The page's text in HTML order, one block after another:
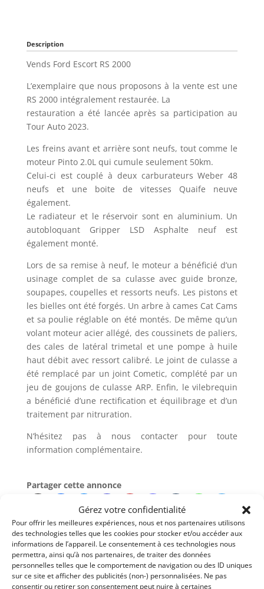
Gérez votre confidentialité
Pour offrir les meilleures expériences, nous et nos partenaires utilisons
des technologies telles que les cookies pour stocker et/ou accéder aux
informations de l’appareil. Le consentement à ces technologies nous
permettra, ainsi qu’à nos partenaires, de traiter des données
personnelles telles que le comportement de navigation ou des ID uniques
sur ce site et afficher des publicités (non-) personnalisées. Ne pas
consentir ou retirer son consentement peut nuire à certaines
Description
Vends Ford Escort RS 2000
L’exemplaire que nous proposons à la vente est une
RS 2000 intégralement restaurée. La
restauration a été lancée après sa participation au
Tour Auto 2023.
Les freins avant et arrière sont neufs, tout comme le
moteur Pinto 2.0L qui cumule seulement 50km.
Celui-ci est couplé à deux carburateurs Weber 48
neufs et une boite de vitesses Quaife neuve
également.
Le radiateur et le réservoir sont en aluminium. Un
autobloquant Gripper LSD Asphalte neuf est
également monté.
Lors de sa remise à neuf, le moteur a bénéficié d’un
usinage complet de sa culasse avec guide bronze,
soupapes, coupelles et ressorts neufs. Les pistons et
les bielles ont été forgés. Un arbre à cames Cat Cams
et sa poulie réglable on été montés. De même qu’un
volant moteur acier allégé, des coussinets de paliers,
des cales de latéral trimetal et une pompe à huile
haut débit avec ressort calibré. Le joint de culasse a
été remplacé par un joint Cometic, complété par un
jeu de goujons de culasse ARP. Enfin, le vilebrequin
a bénéficié d’une rectification et équilibrage et d’un
traitement par nitruration.
N’hésitez pas à nous contacter pour toute
information complémentaire.
Partager cette annonce
Passeports techniques
Passeport ASN Numéro Extrait